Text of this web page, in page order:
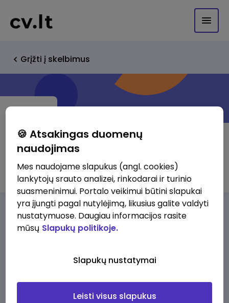
Grįžti į skelbimus
Sues restaurants, UAB
Darbo pasiūlymaiApie musPrivalumai
darbo pasiūlymų
🍪 Atsakingas duomenų
naudojimas
Mes naudojame slapukus (angl. cookies)
lankytojų srauto analizei, rinkodarai ir turinio
suasmeninimui. Portalo veikimui būtini slapukai
yra įjungti pagal nutylėjimą, likusius galite valdyti
nustatymuose. Daugiau informacijos rasite
mūsų Slapukų politikoje.
Slapukų nustatymai
Leisti visus slapukus